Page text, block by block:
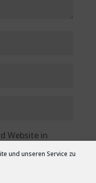
und unseren Service zu
Website in